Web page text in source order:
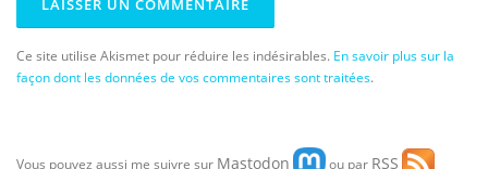
Ce site utilise Akismet pour réduire les indésirables. En savoir plus sur la
façon dont les données de vos commentaires sont traitées.
Vous pouvez aussi me suivre sur Mastodon ou par RSS